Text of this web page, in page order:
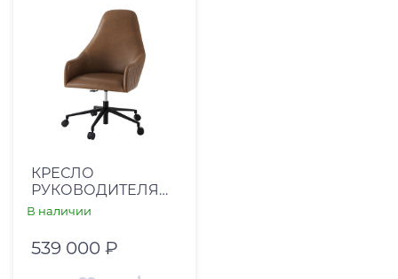
Вьетнам (
Коллекция
Категория товара
КРЕСЛО
РУКОВОДИТЕЛЯ
MODERN (00-
В наличии
539 000 ₽